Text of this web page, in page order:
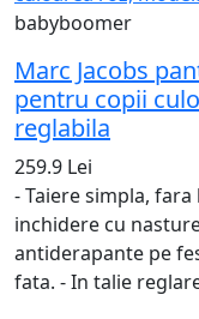
babyboomer
Marc Jacobs
pentru copii
reglabila
259.9 Lei
- Taiere simpla,
inchidere cu
antiderapante pe
fata. - In talie